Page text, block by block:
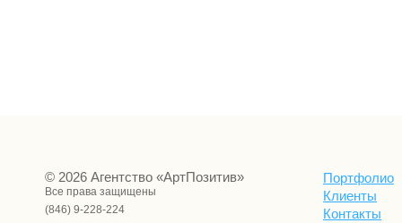
© 2026 Агентство «АртПозитив»
Все права защищены
(846) 9-228-224
Портфолио
Клиенты
Контакты